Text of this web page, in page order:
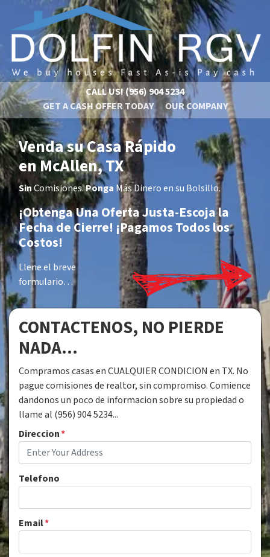
CALL US!(956) 904 5234
GET A CASH OFFER TODAY
OUR COMPANY
Venda su Casa Rápido
en McAllen, TX
SinComisiones.Ponga Más Dinero en su Bolsillo.
¡Obtenga Una Oferta Justa-Escoja la
Fecha de Cierre! ¡Pagamos Todos los
Costos!
Llene el breve
formulario…
CONTACTENOS, NO PIERDE
NADA...
Compramos casas en CUALQUIER CONDICION en TX. No
pague comisiones de realtor, sin compromiso. Comience
dandonos un poco de informacion sobre su propiedad o
llame al (956) 904 5234...
Direccion*
Telefono
Email*